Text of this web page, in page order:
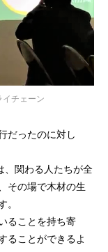
イチェーン
だったのに対し
、関わる人たちが全
その場で木材の生
。
ることを持ち寄
ることができるよ